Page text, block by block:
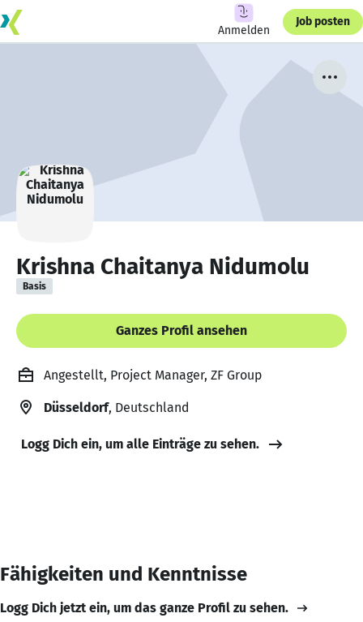
Anmelden
Job posten
Krishna Chaitanya Nidumolu
Basis
Ganzes Profil ansehen
Angestellt, Project Manager, ZF Group
Düsseldorf, Deutschland
Logg Dich ein, um alle Einträge zu sehen.
Fähigkeiten und Kenntnisse
Logg Dich jetzt ein, um das ganze Profil zu sehen.